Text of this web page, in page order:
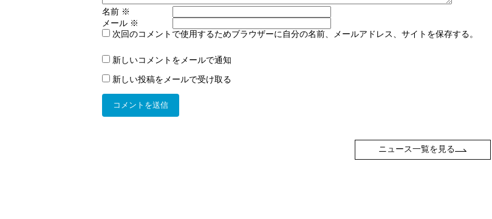
名前 ※
メール ※
次回のコメントで使用するためブラウザーに自分の名前、メールアドレス、サイトを保存する。
新しいコメントをメールで通知
新しい投稿をメールで受け取る
ニュース一覧を見る